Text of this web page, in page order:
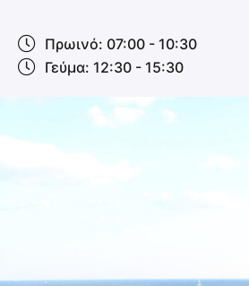
Πρωινό: 07:00 - 10:30
Γεύμα: 12:30 - 15:30